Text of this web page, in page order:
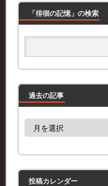
「徘徊の記憶」の検索
過去の記事
過
事
投稿カレンダー